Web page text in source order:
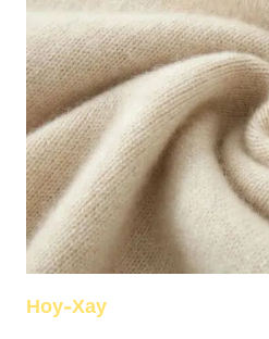
И
КОЛИЧЕСТВО
ПРЯЖИ
Ноу-Хау